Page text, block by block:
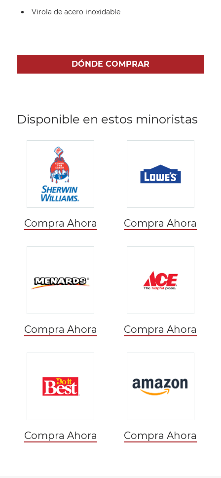
Virola de acero inoxidable
DÓNDE COMPRAR
Disponible en estos minoristas
Compra Ahora Compra Ahora
Compra Ahora Compra Ahora
Compra Ahora Compra Ahora